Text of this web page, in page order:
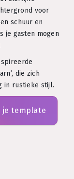
voor
schuur en
je gasten mogen
die zich
in rustieke stijl.
je template